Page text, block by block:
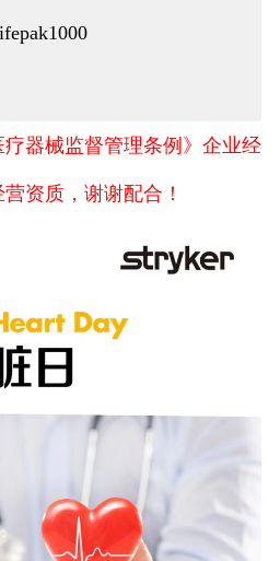
器械监督管理条例》企业经
资质，谢谢配合！